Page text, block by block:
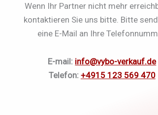
Wenn Ihr Partner nicht mehr
kontaktieren Sie uns bitte. Bitte
eine E-Mail an Ihre
E-mail: info@vybo-verkauf.de
Telefon: +4915 123 569 470